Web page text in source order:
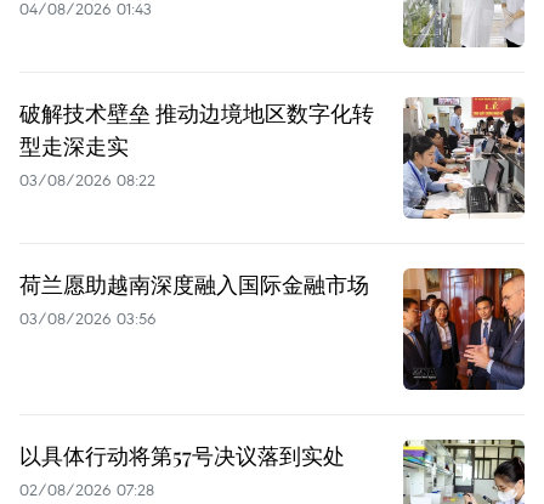
04/08/2026 01:43
破解技术壁垒 推动边境地区数字化转
型走深走实
03/08/2026 08:22
荷兰愿助越南深度融入国际金融市场
03/08/2026 03:56
以具体行动将第57号决议落到实处
02/08/2026 07:28